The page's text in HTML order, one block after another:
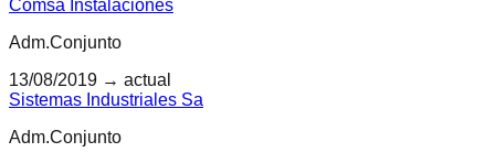
Comsa Instalaciones
Adm.Conjunto
13/08/2019 → actual
Sistemas Industriales Sa
Adm.Conjunto